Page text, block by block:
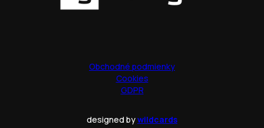
Obchodné podmienky
Cookies
GDPR
designed bywildcards